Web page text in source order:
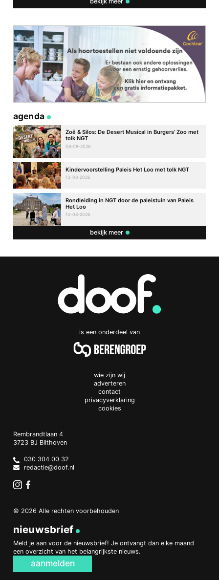
agenda
Zoë & Silos: De Desert Musical in Burgers’ Zoo met
tolk NGT
08-08-2026
Kindervoorstelling Paleis Het Loo met tolk NGT
13-08-2026
Rondleiding in NGT door de paleistuin van Paleis
Het Loo
14-08-2026
bekijk meer
is een onderdeel van
wie zijn wij
adverteren
contact
privacyverklaring
cookies
Doof.nl
work
Rembrandtlaan 4
3723 BJ Bilthoven
Netherlands
030 304 00 32
redactie@doof.nl
© 2026 Alle rechten voorbehouden
nieuwsbrief
Meld je aan voor de nieuwsbrief! Je ontvangt dan elke maand
een overzicht van het belangrijkste nieuws.
aanmelden